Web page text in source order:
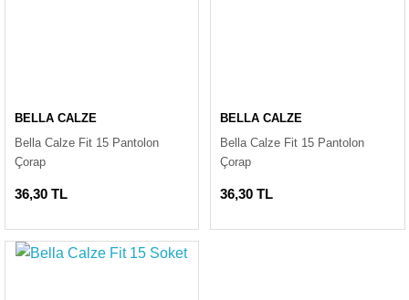
BELLA CALZE
Bella Calze Fit 15 Pantolon
Çorap
36,30 TL
BELLA CALZE
Bella Calze Fit 15 Pantolon
Çorap
36,30 TL